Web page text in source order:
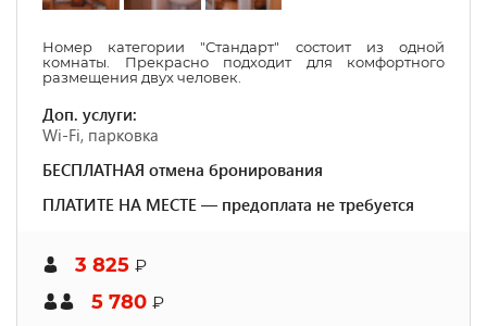
Номер категории "Стандарт" состоит из одной
комнаты. Прекрасно подходит для комфортного
размещения двух человек.
Доп. услуги:
Wi-Fi, парковка
БЕСПЛАТНАЯ отмена бронирования
ПЛАТИТЕ НА МЕСТЕ — предоплата не требуется
3 825 ₽
5 780 ₽